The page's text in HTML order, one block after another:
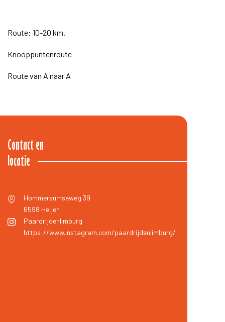
Route: 10-20 km.
Knooppuntenroute
Route van A naar A
Contact en
locatie
Hommersumseweg 39
6598 Heijen
Paardrijdenlimburg
https://www.instagram.com/paardrijdenlimburg/